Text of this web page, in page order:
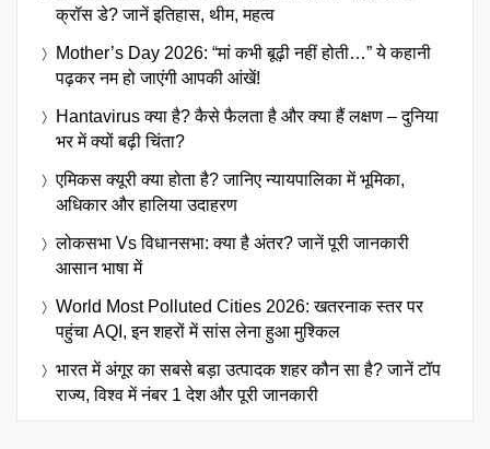
क्रॉस डे? जानें इतिहास, थीम, महत्व
Mother’s Day 2026: “मां कभी बूढ़ी नहीं होती…” ये कहानी
पढ़कर नम हो जाएंगी आपकी आंखें!
Hantavirus क्या है? कैसे फैलता है और क्या हैं लक्षण – दुनिया
भर में क्यों बढ़ी चिंता?
एमिकस क्यूरी क्या होता है? जानिए न्यायपालिका में भूमिका,
अधिकार और हालिया उदाहरण
लोकसभा Vs विधानसभा: क्या है अंतर? जानें पूरी जानकारी
आसान भाषा में
World Most Polluted Cities 2026: खतरनाक स्तर पर
पहुंचा AQI, इन शहरों में सांस लेना हुआ मुश्किल
भारत में अंगूर का सबसे बड़ा उत्पादक शहर कौन सा है? जानें टॉप
राज्य, विश्व में नंबर 1 देश और पूरी जानकारी